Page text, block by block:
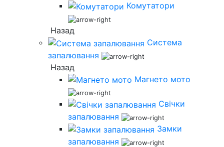
Комутатори
Назад
Система
запалювання
Назад
Магнето мото
Свічки
запалювання
Замки
запалювання